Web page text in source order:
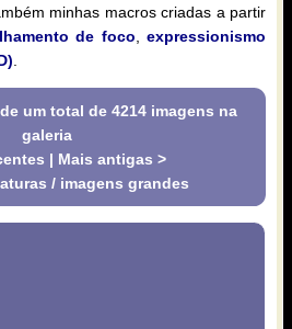
minhas macros criadas a partir
de foco, expressionismo
.
um total de 4214 imagens na
galeria
| Mais antigas >
/ imagens grandes